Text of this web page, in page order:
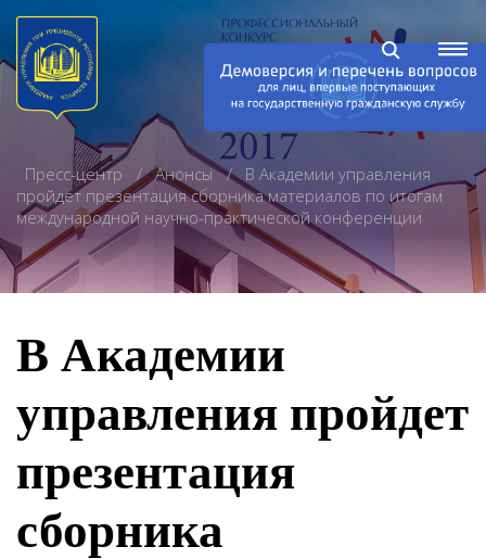
Пресс-центр Анонсы
В Академии управления
пройдет презентация сборника материалов по итогам
международной научно-практической конференции
В Академии
управления пройдет
презентация
сборника